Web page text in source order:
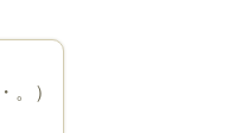
。）